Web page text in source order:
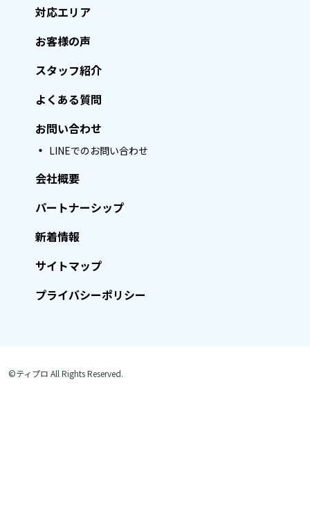
対応エリア
お客様の声
スタッフ紹介
よくある質問
お問い合わせ
LINEでのお問い合わせ
会社概要
パートナーシップ
新着情報
サイトマップ
プライバシーポリシー
©ティプロ All Rights Reserved.